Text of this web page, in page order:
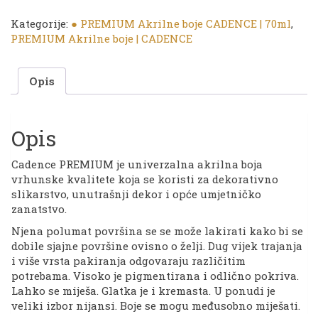
Akrilna
boja
1154
Cashmere
|
količina
Kategorije: ● PREMIUM Akrilne boje CADENCE | 70ml,
PREMIUM Akrilne boje | CADENCE
Opis
Opis
Cadence PREMIUM je univerzalna akrilna boja
vrhunske kvalitete koja se koristi za dekorativno
slikarstvo, unutrašnji dekor i opće umjetničko
zanatstvo.
Njena polumat površina se se može lakirati kako bi se
dobile sjajne površine ovisno o želji. Dug vijek trajanja
i više vrsta pakiranja odgovaraju različitim
potrebama. Visoko je pigmentirana i odlično pokriva.
Lahko se miješa. Glatka je i kremasta. U ponudi je
veliki izbor nijansi. Boje se mogu međusobno miješati.